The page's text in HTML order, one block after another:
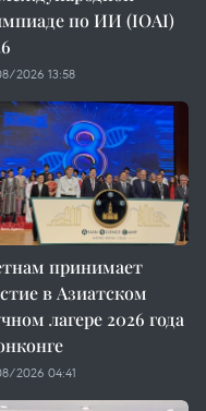
по ИИ (IOAI)
2026 13:58
принимает
в Азиатском
лагере 2026 года
2026 04:41